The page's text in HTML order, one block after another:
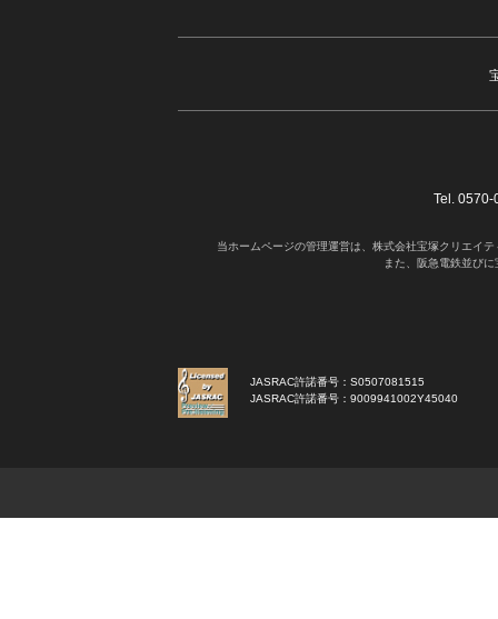
Tel.
当ホームページの管理運営は、株式会社宝塚クリエイ
また、阪急電鉄並び
JASRAC許諾番号：S0507081515
JASRAC許諾番号：9009941002Y45040